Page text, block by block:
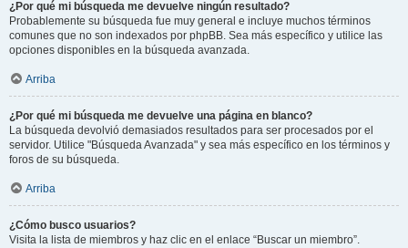
¿Por qué mi búsqueda me devuelve ningún resultado?
Probablemente su búsqueda fue muy general e incluye muchos términos
comunes que no son indexados por phpBB. Sea más específico y utilice las
opciones disponibles en la búsqueda avanzada.
Arriba
¿Por qué mi búsqueda me devuelve una página en blanco?
La búsqueda devolvió demasiados resultados para ser procesados por el
servidor. Utilice "Búsqueda Avanzada" y sea más específico en los términos y
foros de su búsqueda.
Arriba
¿Cómo busco usuarios?
Visita la lista de miembros y haz clic en el enlace “Buscar un miembro”.